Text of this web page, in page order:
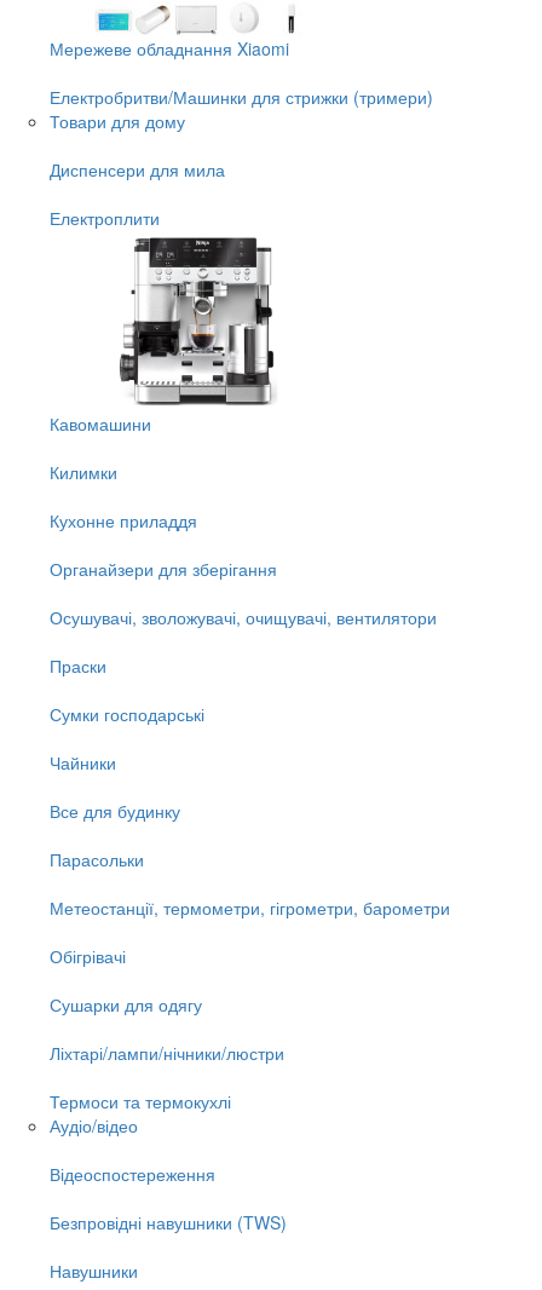
Мережеве обладнання Xiaomi
Електробритви/Машинки для стрижки (тримери)
Товари для дому
Диспенсери для мила
Електроплити
Кавомашини
Килимки
Кухонне приладдя
Органайзери для зберігання
Осушувачі, зволожувачі, очищувачі, вентилятори
Праски
Сумки господарські
Чайники
Все для будинку
Парасольки
Метеостанції, термометри, гігрометри, барометри
Обігрівачі
Сушарки для одягу
Ліхтарі/лампи/нічники/люстри
Термоси та термокухлі
Аудіо/відео
Відеоспостереження
Безпровідні навушники (TWS)
Навушники